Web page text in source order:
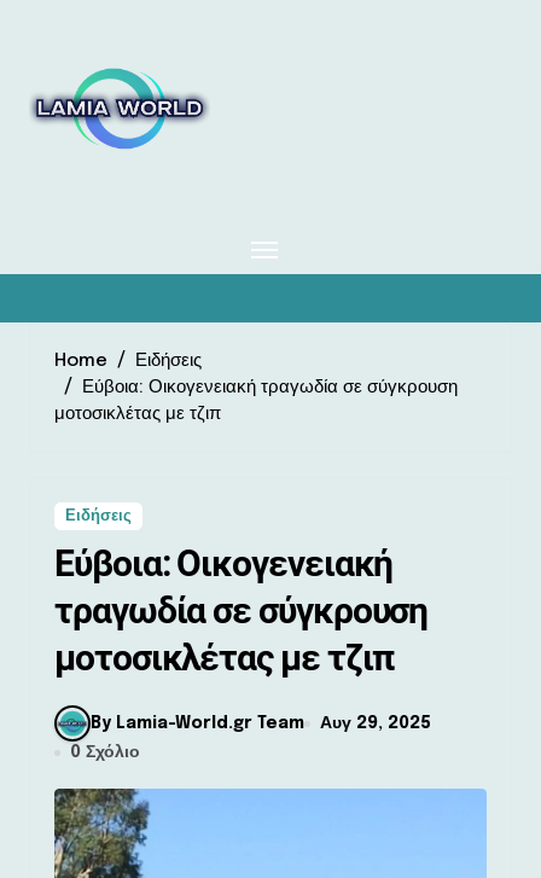
Home
Ειδήσεις
Εύβοια: Οικογενειακή τραγωδία σε σύγκρουση
μοτοσικλέτας με τζιπ
Ειδήσεις
Εύβοια: Οικογενειακή
τραγωδία σε σύγκρουση
μοτοσικλέτας με τζιπ
By Lamia-World.gr Team
Αυγ 29, 2025
0 Σχόλιο